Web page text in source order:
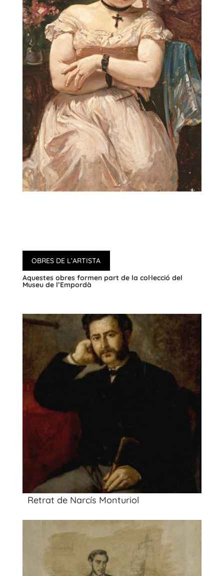
OBRES DE L’ARTISTA
Aquestes obres formen part de la col·lecció del
Museu de l’Empordà
Retrat de Narcís Monturiol